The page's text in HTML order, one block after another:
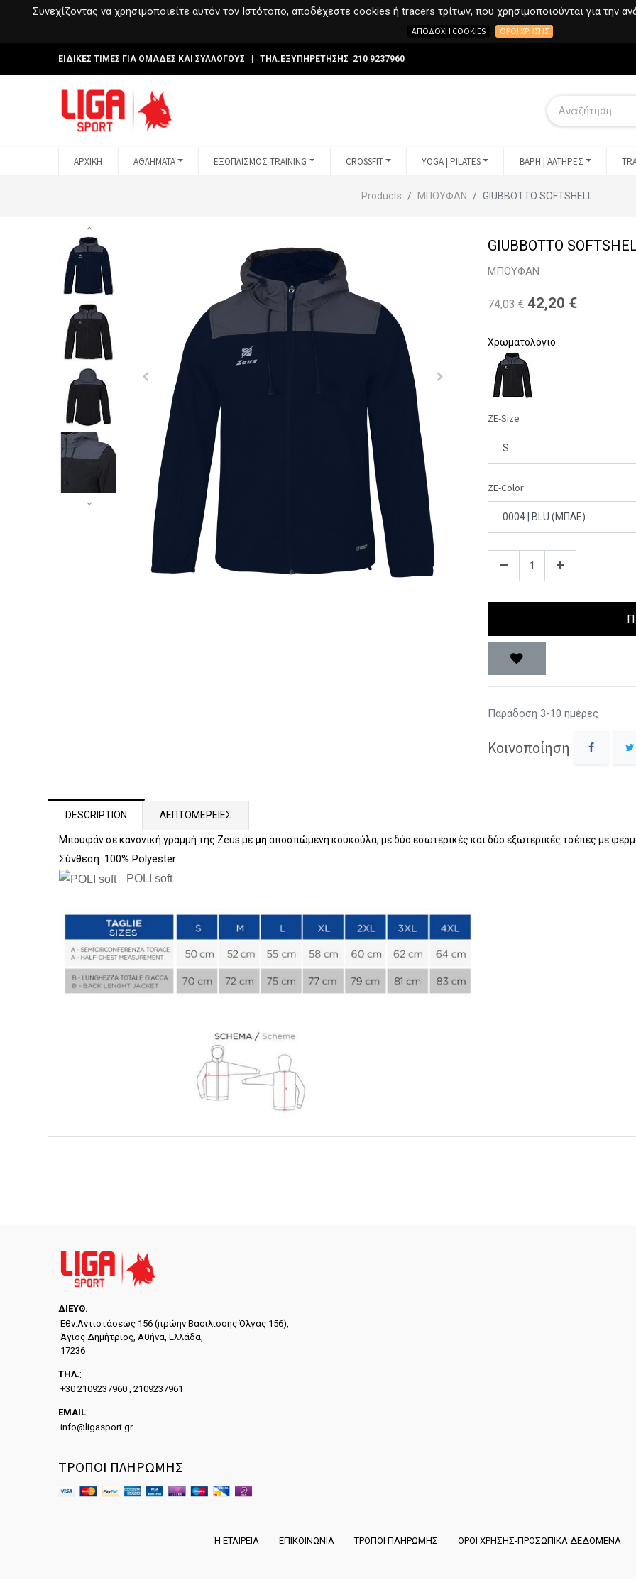
Συνεχίζοντας να χρησιμοποιείτε αυτόν τον Ιστότοπο, αποδέχεστε cookies ή tracers τρίτων, που χρησιμοποιούνται για την
ΑΠΟΔΟΧΉ COOKIES ΌΡΟΙ ΧΡΉΣΗΣ
ΕΙΔΙΚΕΣ ΤΙΜΕΣ ΓΙΑ ΟΜΑΔΕΣ ΚΑΙ ΣΥΛΛΟΓΟΥΣ | ΤΗΛ.ΕΞΥΠΗΡΕΤΗΣΗΣ 210 9237960
ΑΡΧΙΚΗ ΑΘΛΗΜΑΤΑ ΕΞΟΠΛΙΣΜΟΣ TRAINING CROSSFIT YOGA | PILATES ΒΑΡΗ | ΑΛΤΗΡΕΣ
Products ΜΠΟΥΦΑΝ GIUBBOTTO SOFTSHELL
GIUBBOTTO
ΜΠΟΥΦΑΝ
74,03€ 42,20 €
Χρωματολόγιο
ZE-Size
ZE-Color
Παράδοση 3-10 ημέρες
Κοινοποίηση
DESCRIPTION ΛΕΠΤΟΜΕΡΕΙΕΣ
Μπουφάν σε κανονική γραμμή της Zeus με μη αποσπώμενη κουκούλα, με δύο εσωτερικές και δύο εξωτερικές τσέπες με
Σύνθεση: 100% Polyester
POLI soft
ΔΙΕYΘ.:
Εθν.Αντιστάσεως 156 (πρώην Βασιλίσσης Όλγας 156),
Άγιος Δημήτριος, Αθήνα, Ελλάδα,
17236
ΤΗΛ.:
+30 2109237960 , 2109237961
EMAIL:
info@ligasport.gr
ΤΡΟΠΟΙ ΠΛΗΡΩΜΗΣ
Η ΕΤΑΙΡΕΙΑ ΕΠΙΚΟΙΝΩΝΙΑ ΤΡΟΠΟΙ ΠΛΗΡΩΜΗΣ ΟΡΟΙ ΧΡΗΣΗΣ-ΠΡΟΣΩΠΙΚΑ ΔΕΔΟΜΕΝΑ